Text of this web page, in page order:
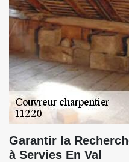
Garantir la
à Servies En Val